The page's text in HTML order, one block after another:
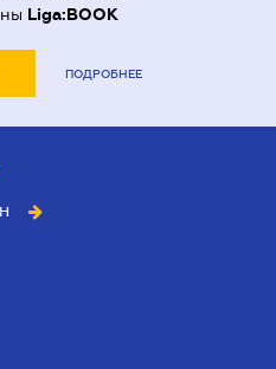
Liga:BOOK
ПОДРОБНЕЕ